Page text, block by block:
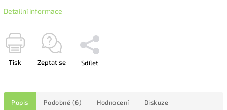
Detailní informace
Tisk Zeptat se Sdílet
Popis Podobné (6) Hodnocení Diskuze